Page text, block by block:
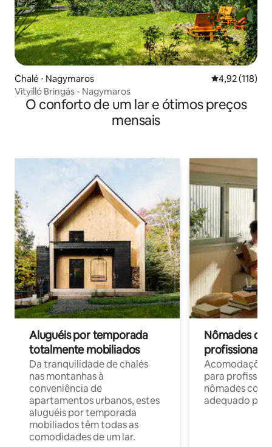
Chalé ⋅ Nagymaros 4,92 de uma
4,92 (118)
Vityilló Bringás - Nagymaros
O conforto de um lar e ótimos preços
mensais
Aluguéis por temporada
totalmente mobiliados
Da tranquilidade de chalés
nas montanhas à
conveniência de
apartamentos urbanos, estes
aluguéis por temporada
mobiliados têm todas as
comodidades de um lar.
Nômades
profissionais
para
nômades com
adequado